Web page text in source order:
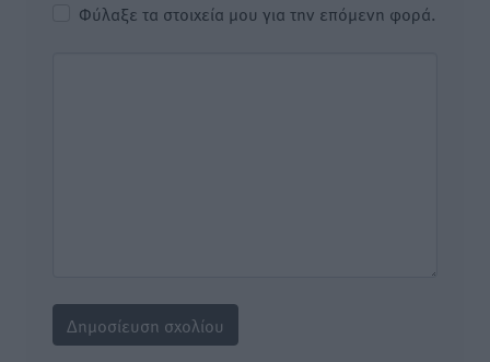
Φύλαξε τα στοιχεία μου για την επόμενη φορά.